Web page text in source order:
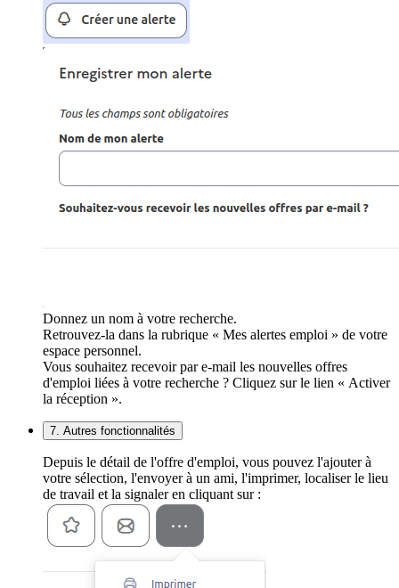
Donnez un nom à votre recherche.
Retrouvez-la dans la rubrique « Mes alertes emploi » de votre
espace personnel.
Vous souhaitez recevoir par e-mail les nouvelles offres
d'emploi liées à votre recherche ? Cliquez sur le lien « Activer
la réception ».
7. Autres fonctionnalités
Depuis le détail de l'offre d'emploi, vous pouvez l'ajouter à
votre sélection, l'envoyer à un ami, l'imprimer, localiser le lieu
de travail et la signaler en cliquant sur :